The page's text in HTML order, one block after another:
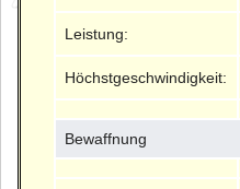
Leistung:
Höchstgeschwindigkeit:
Bewaffnung